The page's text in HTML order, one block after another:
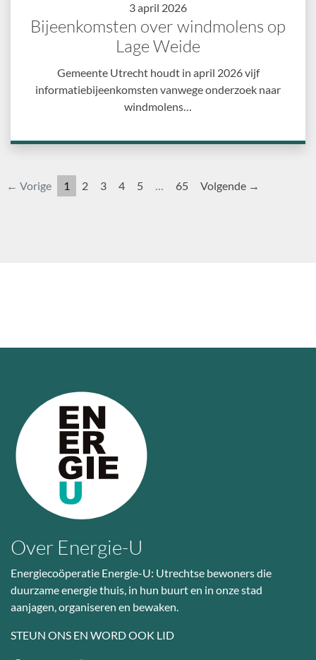
3 april 2026
Bijeenkomsten over windmolens op
Lage Weide
Gemeente Utrecht houdt in april 2026 vijf
informatiebijeenkomsten vanwege onderzoek naar
windmolens…
← Vorige 1 2 3 4 5 … 65 Volgende →
Over Energie-U
Energiecoöperatie Energie-U: Utrechtse bewoners die
duurzame energie thuis, in hun buurt en in onze stad
aanjagen, organiseren en bewaken.
STEUN ONS EN WORD OOK LID